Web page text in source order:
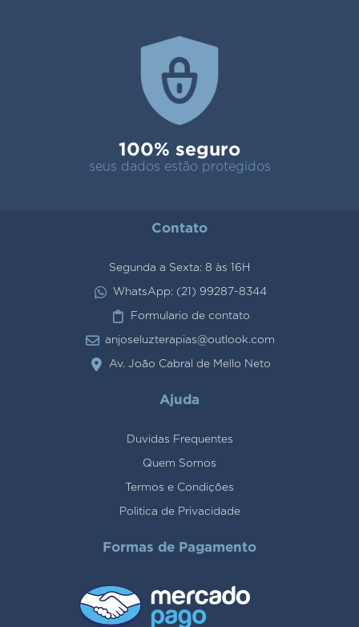
100% seguro
seus dados estão protegidos
Contato
Segunda a Sexta: 8 às 16H
WhatsApp: (21) 99287-8344
Formulario de contato
anjoseluzterapias@outlook.com
Av. João Cabral de Mello Neto
Ajuda
Duvidas Frequentes
Quem Somos
Termos e Condições
Politica de Privacidade
Formas de Pagamento